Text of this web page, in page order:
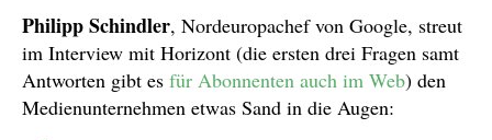
Philipp Schindler, Nordeuropachef von Google, streut
im Interview mit Horizont (die ersten drei Fragen samt
Antworten gibt es für Abonnenten auch im Web) den
Medienunternehmen etwas Sand in die Augen: